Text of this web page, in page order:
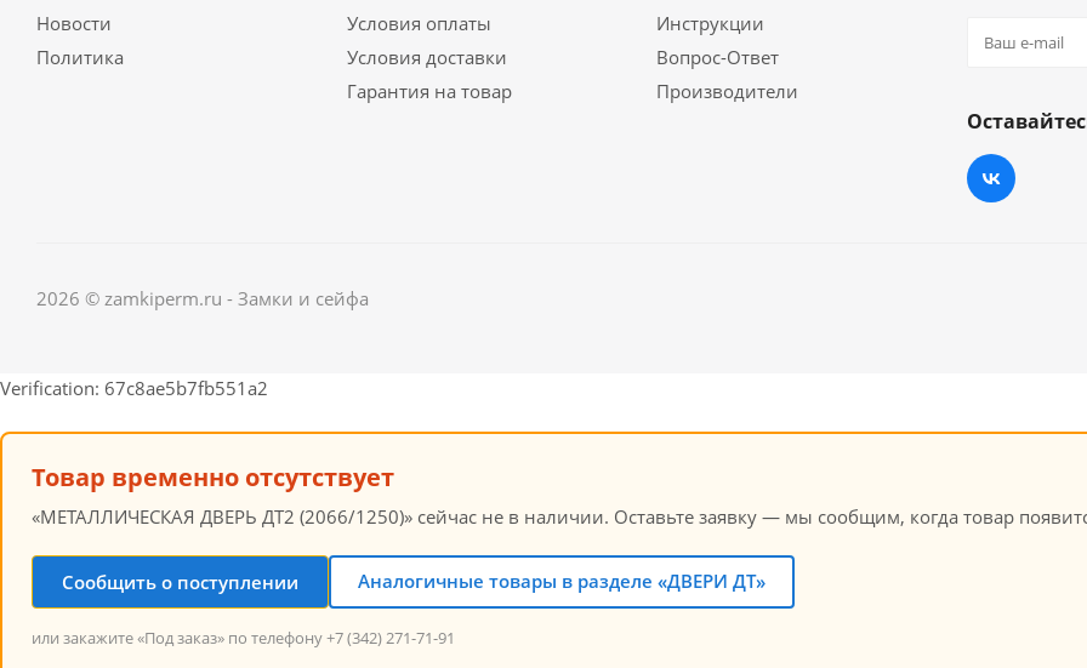
Новости
Политика
Условия оплаты
Условия доставки
Гарантия на товар
Инструкции
Вопрос-Ответ
Производители
2026 © zamkiperm.ru - Замки и сейфа
Verification: 67c8ae5b7fb551a2
Товар временно отсутствует
«МЕТАЛЛИЧЕСКАЯ ДВЕРЬ ДТ2 (2066/1250)» сейчас не в наличии. Оставьте заявку — мы сообщим, когда товар
Сообщить о поступлении Аналогичные товары в разделе «ДВЕРИ ДТ»
или закажите «Под заказ» по телефону +7 (342) 271-71-91